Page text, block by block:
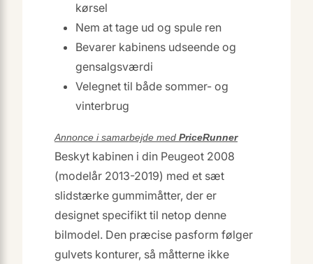
kørsel
Nem at tage ud og spule ren
Bevarer kabinens udseende og
gensalgsværdi
Velegnet til både sommer- og
vinterbrug
Annonce i samarbejde med PriceRunner
Beskyt kabinen i din Peugeot 2008
(modelår 2013-2019) med et sæt
slidstærke gummimåtter, der er
designet specifikt til netop denne
bilmodel. Den præcise pasform følger
gulvets konturer, så måtterne ikke